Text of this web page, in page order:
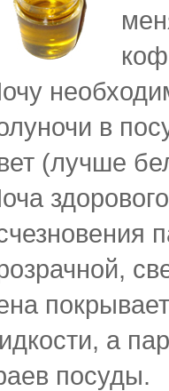
в
(лучше
а
посуды.